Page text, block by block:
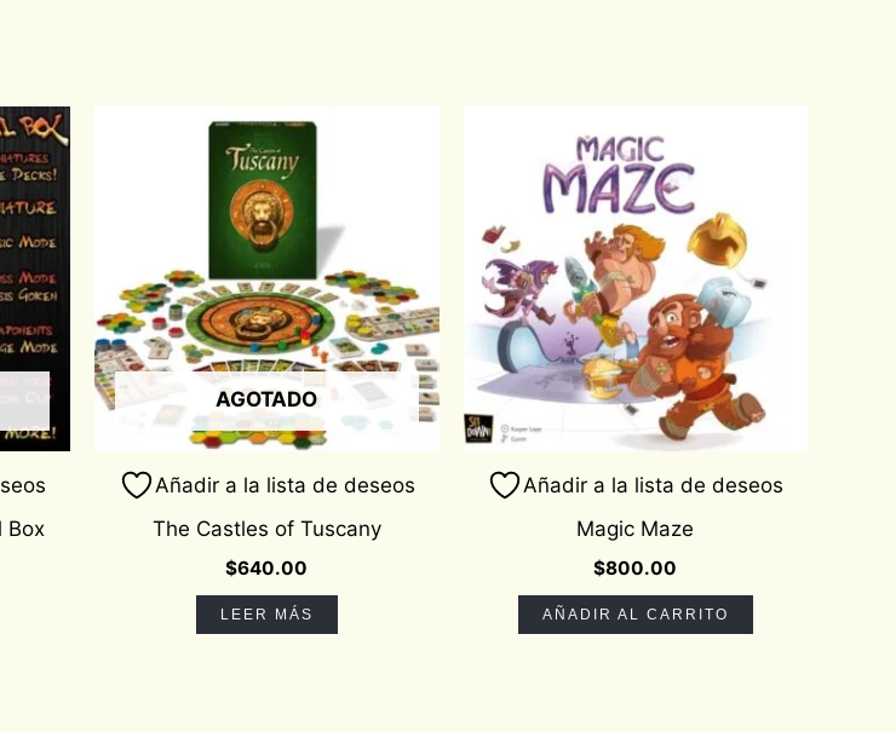
Box
AGOTADO
Añadir a la lista de deseos
The Castles of Tuscany
$640.00
LEER MÁS
Añadir a la lista de deseos
Magic Maze
$800.00
AÑADIR AL CARRITO